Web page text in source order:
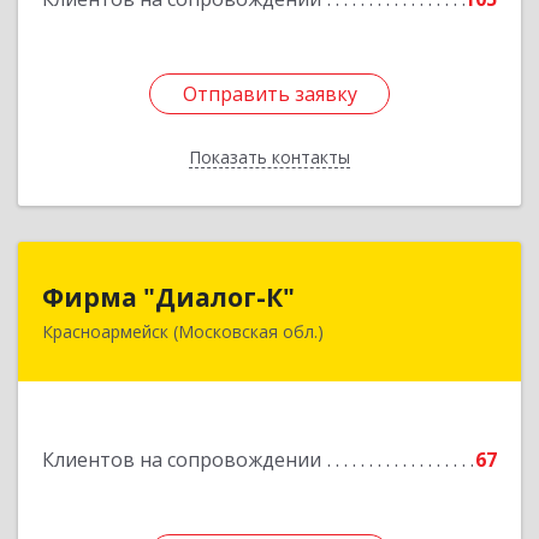
Отправить заявку
Показать контакты
Отправить заявку
Назад
Фирма "Диалог-К"
Красноармейск (Московская обл.)
Клиентов на сопровождении 67
141292, Московская обл, Красноармейск г,